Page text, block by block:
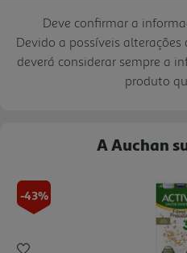
Deve confirmar a
Devido a possíveis
deverá considerar sempre a
produto
A Auchan
-43%